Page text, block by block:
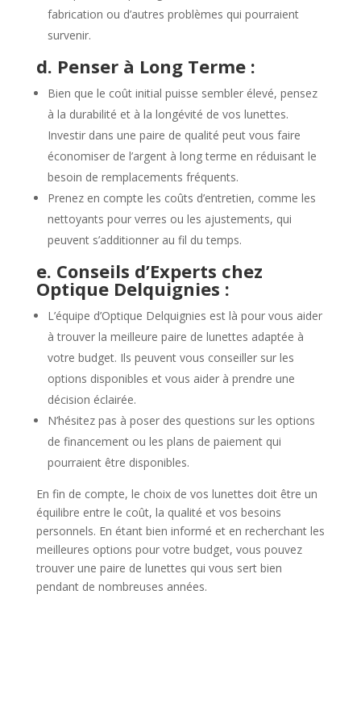
fabrication ou d’autres problèmes qui pourraient
survenir.
d. Penser à Long Terme :
Bien que le coût initial puisse sembler élevé, pensez
à la durabilité et à la longévité de vos lunettes.
Investir dans une paire de qualité peut vous faire
économiser de l’argent à long terme en réduisant le
besoin de remplacements fréquents.
Prenez en compte les coûts d’entretien, comme les
nettoyants pour verres ou les ajustements, qui
peuvent s’additionner au fil du temps.
e. Conseils d’Experts chez
Optique Delquignies :
L’équipe d’Optique Delquignies est là pour vous aider
à trouver la meilleure paire de lunettes adaptée à
votre budget. Ils peuvent vous conseiller sur les
options disponibles et vous aider à prendre une
décision éclairée.
N’hésitez pas à poser des questions sur les options
de financement ou les plans de paiement qui
pourraient être disponibles.
En fin de compte, le choix de vos lunettes doit être un
équilibre entre le coût, la qualité et vos besoins
personnels. En étant bien informé et en recherchant les
meilleures options pour votre budget, vous pouvez
trouver une paire de lunettes qui vous sert bien
pendant de nombreuses années.